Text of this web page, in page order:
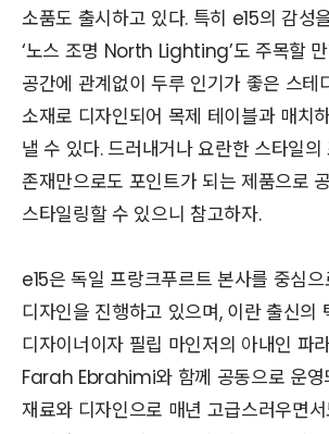
소품도 출시하고 있다. 특히 e15의 감성
‘노스 조명 North Lighting’도 주목할
공간에 관계없이 두루 인기가 좋은 스테
소재로 디자인되어 목제 테이블과 매치
낼 수 있다. 드러내거나 요란한 스타일의
존재만으로도 포인트가 되는 제품으로
스타일링할 수 있으니 참고하자.
e15은 독일 프랑크푸르트 본사를 중심
디자인을 진행하고 있으며, 이란 출신의
디자이너이자 필립 마인저의 아내인 파
Farah Ebrahimi와 함께 공동으로 운영
재료와 디자인으로 매년 고급스러우면